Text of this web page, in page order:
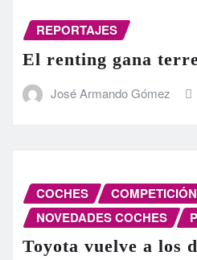
REPORTAJES
El renting gana
José Armando Gómez
COCHES COMPETICIÓN
NOVEDADES COCHES
Toyota vuelve a los